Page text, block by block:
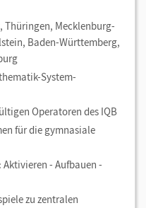
Thüringen, Mecklenburg-
Baden-Württemberg,
System-
Operatoren des IQB
für die gymnasiale
- Aufbauen -
zu zentralen